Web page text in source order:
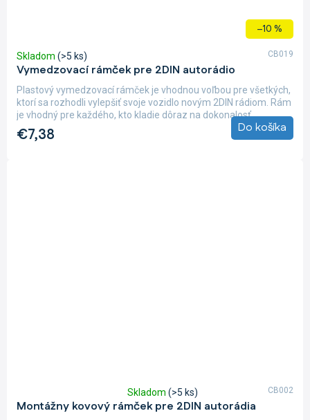
–10 %
Vymedzovací rámček pre 2DIN autorádio
Skladom (>5 ks)
€7,38 Do košíka
Plastový vymedzovací rámček je vhodnou voľbou pre všetkých,
ktorí sa rozhodli vylepšiť svoje vozidlo novým 2DIN rádiom. Rám
je vhodný pre každého, kto kladie dôraz na dokonalosť...
CB019
Montážny kovový rámček pre 2DIN autorádia
hodnotenie
Skladom (>5 ks) CB002